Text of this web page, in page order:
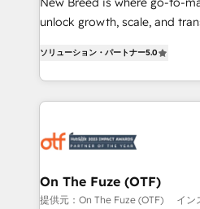
to automate growth. 🏆 Elite Excellence - 8 platform
expertise. - A team of 250+ experts dedicated to
your resilient growth.
unlock growth, scale, and
customer platform and
Loop Marketing framework
services, smart agents, and
results, fast. ⚙️CRM & RevOps: Align all Hubs to your
🎯Demand Gen & ABM: Drive
ABM, AEO, SEO, & paid media. 👩‍💻Web
ソリューション・パートナー5.0
On The Fuze (OTF)
提供元：On The Fuze (OTF) イン